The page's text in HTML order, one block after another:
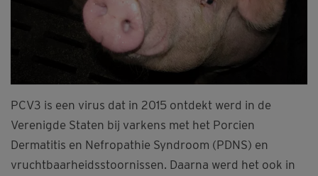
PCV3 is een virus dat in 2015 ontdekt werd in de
Verenigde Staten bij varkens met het Porcien
Dermatitis en Nefropathie Syndroom (PDNS) en
vruchtbaarheidsstoornissen. Daarna werd het ook in